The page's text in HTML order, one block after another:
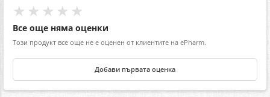
★★★★★
Все още няма оценки
Този продукт все още не е оценен от клиентите на ePharm.
Добави първата оценка